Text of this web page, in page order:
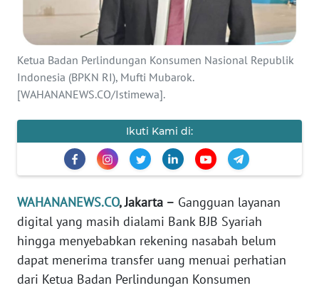
Ketua Badan Perlindungan Konsumen Nasional Republik
Indonesia (BPKN RI), Mufti Mubarok.
[WAHANANEWS.CO/Istimewa].
Ikuti Kami di:
WAHANANEWS.CO, Jakarta – Gangguan layanan
digital yang masih dialami Bank BJB Syariah
hingga menyebabkan rekening nasabah belum
dapat menerima transfer uang menuai perhatian
dari Ketua Badan Perlindungan Konsumen
PENDIDIKAN
OLAHRAGA
OPINI
Informasi
INDEKS
BERITA
KONTAK
KAMI